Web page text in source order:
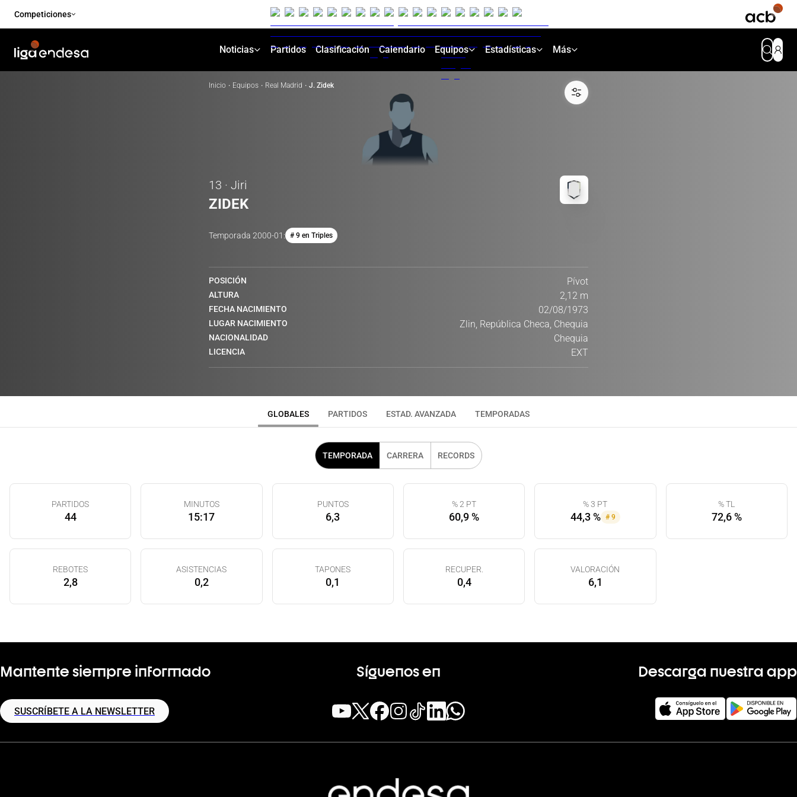
Competiciones
Noticias Partidos Clasificación Calendario Equipos Estadísticas Más
Inicio · Equipos · Real Madrid · J. Zidek
13 · Jiri
ZIDEK
Temporada 2000-01 : # 9 en Triples
POSICIÓN Pívot
ALTURA 2,12 m
FECHA NACIMIENTO 02/08/1973
LUGAR NACIMIENTO Zlin, República Checa, Chequia
NACIONALIDAD Chequia
LICENCIA EXT
GLOBALES PARTIDOS ESTAD. AVANZADA TEMPORADAS
TEMPORADA CARRERA RECORDS
PARTIDOS
44
MINUTOS
15:17
PUNTOS
6,3
% 2 PT
60,9 %
% 3 PT
44,3 % # 9
% TL
72,6 %
REBOTES
2,8
ASISTENCIAS
0,2
TAPONES
0,1
RECUPER.
0,4
VALORACIÓN
6,1
Mantente siempre informado
SUSCRÍBETE A LA NEWSLETTER
Síguenos en Descarga nuestra app